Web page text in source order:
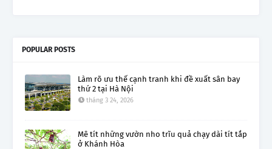
POPULAR POSTS
Làm rõ ưu thế cạnh tranh khi đề xuất sân bay
thứ 2 tại Hà Nội
tháng 3 24, 2026
Mê tít những vườn nho trĩu quả chạy dài tít tắp
ở Khánh Hòa